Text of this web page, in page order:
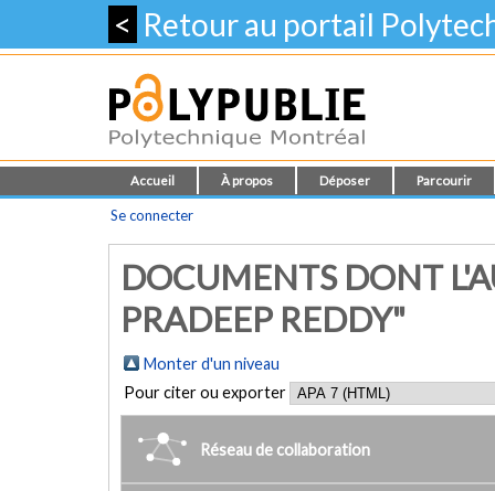
< Retour au portail
Accueil À propos Déposer Parcourir
Se connecter
DOCUMENTS DONT
PRADEEP REDDY"
Monter d'un niveau
Pour citer ou exporter
Réseau de collaboration